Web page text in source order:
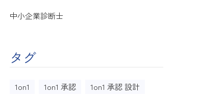
中小企業診断士
タグ
1on1 1on1 承認
1on1 承認 設計